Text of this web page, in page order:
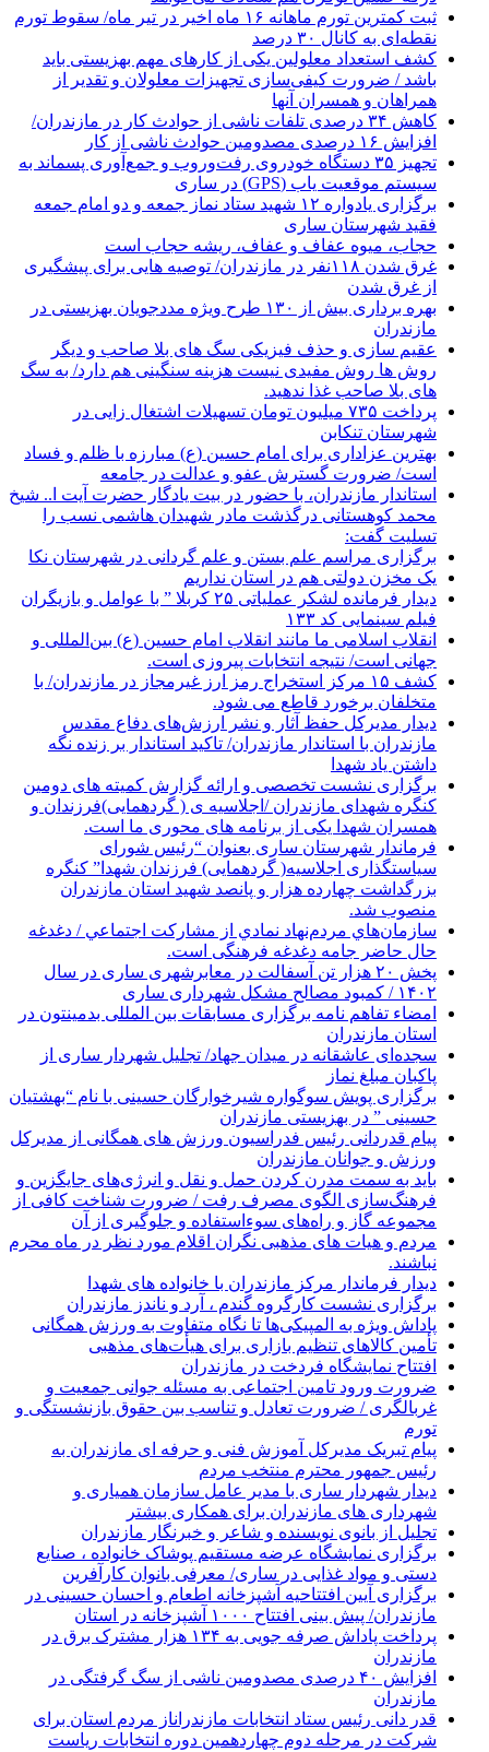
ثبت کمترین تورم ماهانه ۱۶ ماه اخیر در تیر ماه/ سقوط تورم
نقطه‌ای به کانال ۳۰ درصد
کشف استعداد معلولین یکی از کارهای مهم بهزیستی باید
باشد / ضرورت کیفی‌سازی تجهیزات معلولان و تقدیر از
همراهان و همسران آنها
کاهش ۳۴ درصدی تلفات ناشی از حوادث كار در مازندران/
افزایش ۱۶ درصدی مصدومین حوادث ناشی از کار
تجهیز ۳۵ دستگاه خودروی رفت‌وروب و جمع‌آوری پسماند به
سیستم موقعیت یاب (GPS) در ساری
برگزاری یادواره ۱۲ شهید ستاد نماز جمعه و دو امام جمعه
فقید شهرستان ساری
حجاب، میوه عفاف و عفاف، ریشه حجاب است
غرق شدن ۱۱۸نفر در مازندران/ توصيه هايی برای پيشگيری
از غرق شدن
بهره برداری بیش از ۱۳۰ طرح ویژه مددجویان بهزیستی در
مازندران
عقیم سازی و حذف فیزیکی سگ های بلا صاحب و دیگر
روش ها روش مفیدی نیست هزینه سنگینی هم دارد/ به سگ
های بلا صاحب غذا ندهید.
پرداخت ۷۳۵ میلیون تومان تسهیلات اشتغال زایی در
شهرستان تنکابن
بهترین عزاداری برای امام حسین (ع) مبارزه با ظلم و فساد
است/ ضرورت گسترش عفو و عدالت در جامعه
استاندار مازندران، با حضور در بیت یادگار حضرت آیت ا.. شیخ
محمد کوهستانی درگذشت مادر شهیدان هاشمی نسب را
تسلیت گفت:
برگزاری مراسم علم بستن و علم گردانی در شهرستان نکا
یک مخزن دولتی هم در استان نداریم
دیدار فرمانده لشکر عملیاتی ۲۵ کربلا ” با عوامل و بازیگران
فیلم سینمایی کد ۱۳۳
انقلاب اسلامی ما مانند انقلاب امام حسین (ع) بین‌المللی و
جهانی است/ نتیجه انتخابات پیروزی است.
کشف ۱۵ مرکز استخراج رمز ارز غیرمجاز در مازندران/ با
متخلفان برخورد قاطع می شود.
دیدار مدیرکل حفظ آثار و نشر ارزش‌های دفاع مقدس
مازندران با استاندار مازندران/ تاکید استاندار بر زنده نگه
داشتن یاد شهدا
برگزاری نشست تخصصی و ارائه گزارش کمیته های دومین
کنگره شهدای مازندران /اجلاسیه ی ( گردهمایی)فرزندان و
همسران شهدا یکی از برنامه های محوری ما است.
فرماندار شهرستان ساری بعنوان “رئیس شورای
سیاستگذاری اجلاسیه( گردهمایی) فرزندان شهدا” کنگره
بزرگداشت چهارده هزار و پانصد شهید استان مازندران
منصوب شد.
سازمان‌هاي مردم‌نهاد نمادي از مشاركت اجتماعي / دغدغه
حال حاضر جامه دغدغه فرهنگی است.
پخش ۲۰ هزار تن آسفالت در معابرشهری ساری در سال
۱۴۰۲ / کمبود مصالح مشکل شهرداری ساری
امضاء تفاهم نامه برگزاری مسابقات بین المللی بدمینتون در
استان مازندران
سجده‌ای عاشقانه در میدان جهاد/ تجلیل شهردار ساری از
پاکبان مبلغ نماز
برگزاری پویش سوگواره شیرخوارگان حسینی با نام “بهشتیان
حسینی ” در بهزیستی مازندران
پیام قدردانی رئیس فدراسیون ورزش های همگانی از مدیرکل
ورزش و جوانان مازندران
باید به سمت مدرن کردن حمل و نقل و انرژی‌های جایگزین و
فرهنگ‌سازی الگوی مصرف رفت / ضرورت شناخت کافی از
مجموعه گاز و راه‌های سوءاستفاده و جلوگیری از آن
مردم و هیات های مذهبی نگران اقلام مورد نظر در ماه محرم
نباشند.
دیدار فرماندار مرکز مازندران با خانواده های شهدا
برگزاری نشست کارگروه گندم ، آرد و ناندز مازندران
پاداش ویژه به المپیکی‌ها تا نگاه متفاوت به ورزش همگانی
تأمین کالاهای تنظیم بازاری برای هیأت‌های مذهبی
افتتاح نمایشگاه فردخت در مازندران
ضرورت ورود تامین اجتماعی به مسئله جوانی جمعیت و
غربالگری / ضرورت تعادل و تناسب بین حقوق بازنشستگی و
تورم
پیام تبریک مدیرکل آموزش فنی و حرفه ای مازندران به
رئیس جمهور محترم منتخب مردم
دیدار شهردار ساری با مدیر عامل سازمان همیاری و
شهرداری های مازندران برای همکاری بیشتر
تجلیل از بانوی نویسنده و شاعر و خبرنگار مازندران
برگزاری نمایشگاه عرضه مستقیم پوشاک خانواده ، صنایع
دستی و مواد غذایی در ساری/ معرفی بانوان کارآفرین
برگزاری آیین افتتاحیه آشپزخانه اطعام و احسان حسینی در
مازندران/ پیش بینی افتتاح ۱۰۰۰ آشپزخانه در استان
پرداخت پاداش صرفه جویی به ۱۳۴ هزار مشترک برق در
مازندران
افزایش ۴۰ درصدی مصدومین ناشی از سگ گرفتگی در
مازندران
قدر دانی رئیس ستاد انتخابات مازندراناز مردم استان برای
شرکت در مرحله دوم چهاردهمین دوره انتخابات ریاست